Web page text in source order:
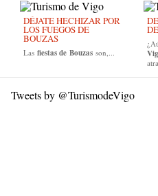
DÉJATE HECHIZAR POR
LOS FUEGOS DE
BOUZAS
Las fiestas de Bouzas son,...
Tweets by @TurismodeVigo